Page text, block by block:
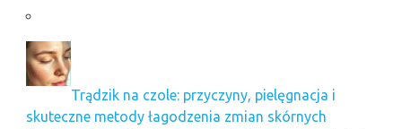
Trądzik na czole: przyczyny, pielęgnacja i
skuteczne metody łagodzenia zmian skórnych